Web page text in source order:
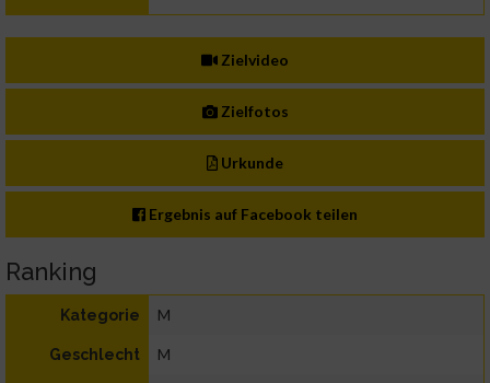
Zielvideo
Zielfotos
Urkunde
Ergebnis auf Facebook teilen
Ranking
Kategorie M
Geschlecht M